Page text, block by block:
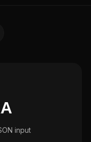
input